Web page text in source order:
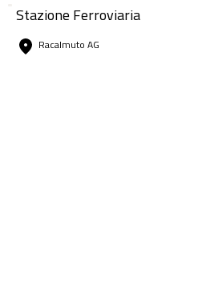
Stazione Ferroviaria
Racalmuto AG